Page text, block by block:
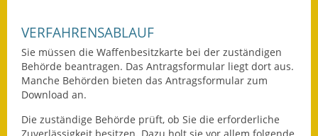
Kernzeitbetreuung
Integration und Asyl
Kinderbetreuung
VERFAHRENSABLAUF
Sie müssen die Waffenbesitzkarte bei der zuständigen
Behörde beantragen. Das Antragsformular liegt dort aus.
Manche Behörden bieten das Antragsformular zum
Download an.
Die zuständige Behörde prüft, ob Sie die erforderliche